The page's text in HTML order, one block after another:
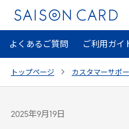
よくあるご質問 ご利用ガイ
トップページ カスタマーサポ
2025年9月19日